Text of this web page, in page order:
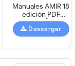
Manuales AMIR 18
edición PDF
(ESPAÑA)
Descargar